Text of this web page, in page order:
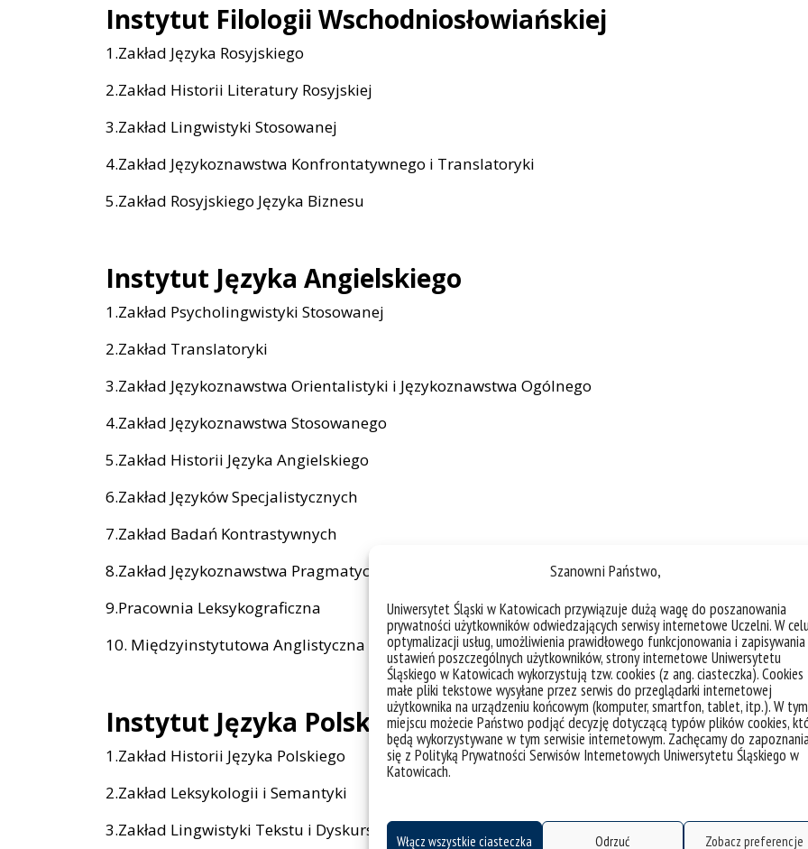
Szanowni Państwo,
Uniwersytet Śląski w Katowicach przywiązuje dużą wagę do poszanowania
prywatności użytkowników odwiedzających serwisy internetowe Uczelni. W
optymalizacji usług, umożliwienia prawidłowego funkcjonowania i zapisywania
ustawień poszczególnych użytkowników, strony internetowe Uniwersytetu
Śląskiego w Katowicach wykorzystują tzw. cookies (z ang. ciasteczka).
małe pliki tekstowe wysyłane przez serwis do przeglądarki internetowej
użytkownika na urządzeniu końcowym (komputer, smartfon, tablet, itp.). W tym
miejscu możecie Państwo podjąć decyzję dotyczącą typów plików cookies,
będą wykorzystywane w tym serwisie internetowym. Zachęcamy do
się z Polityką Prywatności Serwisów Internetowych Uniwersytetu Śląskiego w
Katowicach.
Włącz wszystkie ciasteczka Odrzuć Zobacz preferencje
Instytut Filologii Wschodniosłowiańskiej
1.Zakład Języka Rosyjskiego
2.Zakład Historii Literatury Rosyjskiej
3.Zakład Lingwistyki Stosowanej
4.Zakład Językoznawstwa Konfrontatywnego i Translatoryki
5.Zakład Rosyjskiego Języka Biznesu
Instytut Języka Angielskiego
1.Zakład Psycholingwistyki Stosowanej
2.Zakład Translatoryki
3.Zakład Językoznawstwa Orientalistyki i Językoznawstwa Ogólnego
4.Zakład Językoznawstwa Stosowanego
5.Zakład Historii Języka Angielskiego
6.Zakład Języków Specjalistycznych
7.Zakład Badań Kontrastywnych
8.Zakład Językoznawstwa Pragmatycznego
9.Pracownia Leksykograficzna
10. Międzyinstytutowa Anglistyczna Pracownia Komputerowa
Instytut Języka Polskiego im. Ireny Bajerowej
1.Zakład Historii Języka Polskiego
2.Zakład Leksykologii i Semantyki
3.Zakład Lingwistyki Tekstu i Dyskursu